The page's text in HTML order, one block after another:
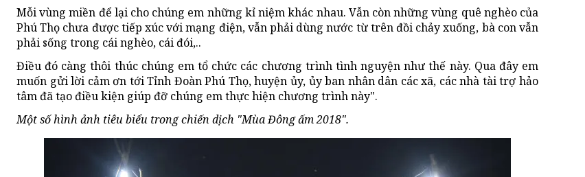
Mỗi vùng miền để lại cho chúng em những kỉ niệm khác nhau. Vẫn còn những vùng quê nghèo của
Phú Thọ chưa được tiếp xúc với mạng điện, vẫn phải dùng nước từ trên đồi chảy xuống, bà con vẫn
phải sống trong cái nghèo, cái đói,..
Điều đó càng thôi thúc chúng em tổ chức các chương trình tình nguyện như thế này. Qua đây em
muốn gửi lời cảm ơn tới Tỉnh Đoàn Phú Thọ, huyện ủy, ủy ban nhân dân các xã, các nhà tài trợ hảo
tâm đã tạo điều kiện giúp đỡ chúng em thực hiện chương trình này".
Một số hình ảnh tiêu biểu trong chiến dịch "Mùa Đông ấm 2018".